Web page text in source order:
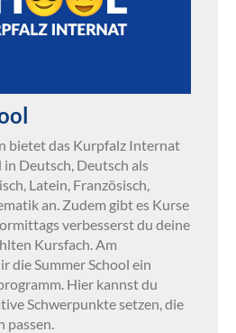
bietet das Kurpfalz Internat
in Deutsch, Deutsch als
Latein, Französisch,
an. Zudem gibt es Kurse
verbesserst du deine
Kursfach. Am
die Summer School ein
Hier kannst du
Schwerpunkte setzen, die
passen.